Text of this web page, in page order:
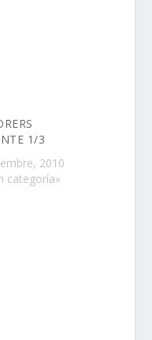
1/3
2010
categoría»